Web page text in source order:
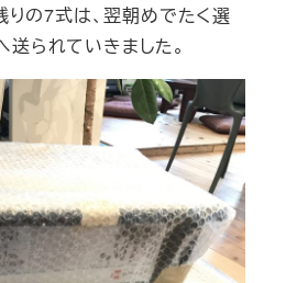
りの7式は、翌朝めでたく選
送られていきました。